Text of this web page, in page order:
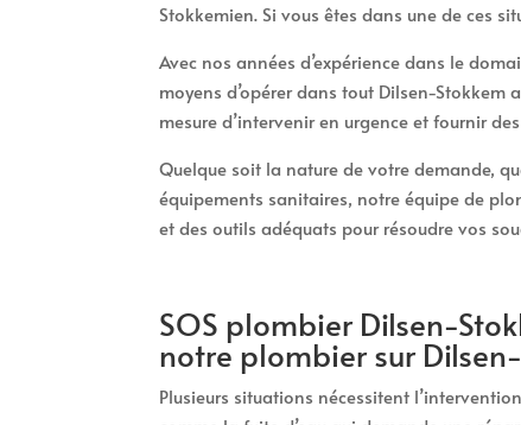
Stokkemien. Si vous êtes dans une de ces
Avec nos années d’expérience dans le
moyens d’opérer dans tout Dilsen-Stokkem
mesure d’intervenir en urgence et fournir
Quelque soit la nature de votre demande,
équipements sanitaires, notre équipe de
et des outils adéquats pour résoudre vos
SOS plombier Dilsen-
notre plombier sur
Plusieurs situations nécessitent